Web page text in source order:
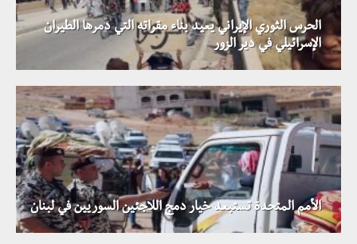
الحرس الثوري الإيراني يعيد بناء مقراته التي دمرها الطيران
الإسرائيلي في دير الزور
الأمم المتحدة تستبعد خيار دمج اللاجئين السوريين في لبنان